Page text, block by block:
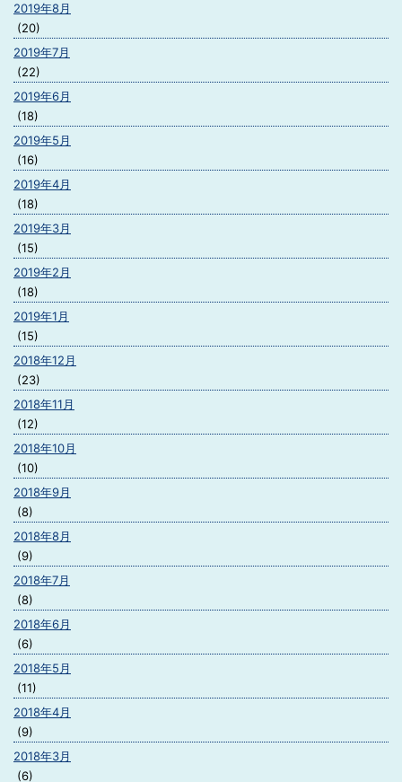
2019年8月
(20)
2019年7月
(22)
2019年6月
(18)
2019年5月
(16)
2019年4月
(18)
2019年3月
(15)
2019年2月
(18)
2019年1月
(15)
2018年12月
(23)
2018年11月
(12)
2018年10月
(10)
2018年9月
(8)
2018年8月
(9)
2018年7月
(8)
2018年6月
(6)
2018年5月
(11)
2018年4月
(9)
2018年3月
(6)